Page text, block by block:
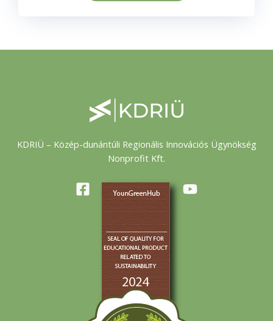
KDRIÜ – Közép-dunántúli Regionális Innovációs Ügynökség
Nonprofit Kft.